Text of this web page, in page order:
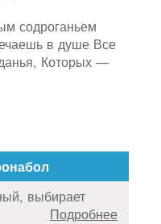
содроганьем
в душе Все
Которых —
выбирает
Подробнее